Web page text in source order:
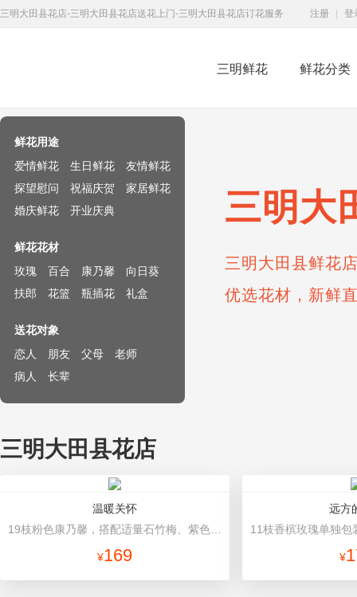
三明大田县花店-三明大田县花店送花上门-三明大田县花店订花服务 注册 登
三明鲜花 鲜花分类
三明大
三明大田县鲜花
优选花材，新鲜
鲜花用途
爱情鲜花
生日鲜花
友情鲜花
探望慰问
祝福庆贺
家居鲜花
婚庆鲜花
开业庆典
鲜花花材
玫瑰
百合 康乃馨
向日葵
扶郎
花篮 瓶插花 礼盒
送花对象
恋人
朋友 父母
老师
病人
长辈
三明大田县花店
温暖关怀
¥169
远方
¥